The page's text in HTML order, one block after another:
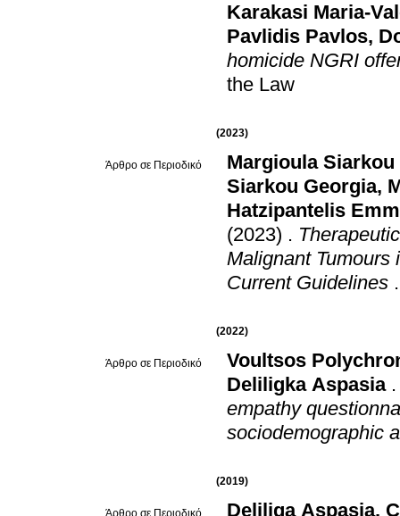
Karakasi Maria-
Pavlidis Pavlos,
homicide NGRI
the Law
(2023)
Άρθρο σε Περιοδικό
Margioula
Siarkou Georgia,
Hatzipantelis
(2023) .
Malignant
Current Guidelines
(2022)
Άρθρο σε Περιοδικό
Voultsos
Deliligka Aspasia
empathy
sociodemographic
(2019)
Άρθρο σε Περιοδικό Deliliga Aspasia,